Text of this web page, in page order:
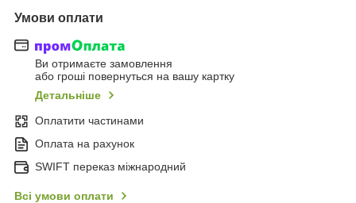
Умови оплати
Ви отримаєте замовлення
або гроші повернуться на вашу картку
Детальніше
Оплатити частинами
Оплата на рахунок
SWIFT переказ міжнародний
Всі умови оплати